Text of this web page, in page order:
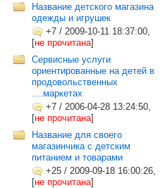
Название детского магазина
одежды и игрушек
+7 / 2009-10-11 18:37:00,
[не прочитана]
Сервисные услуги
ориентированные на детей в
продовольственных
....маркетах
+7 / 2006-04-28 13:24:50,
[не прочитана]
Название для своего
магазинчика с детским
питанием и товарами
+25 / 2009-09-18 16:00:26,
[не прочитана]